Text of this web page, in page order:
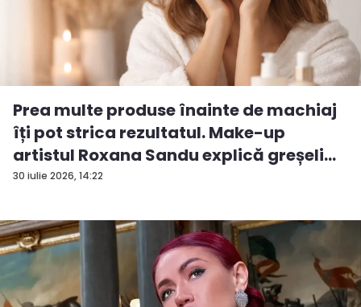
30 iulie 2026, 14:22
Prea multe produse înainte de machiaj
îți pot strica rezultatul. Make-up
artistul Roxana Sandu explică greșeli...